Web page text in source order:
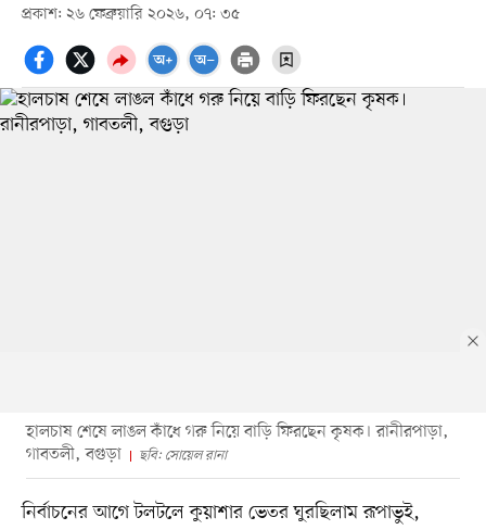
প্রকাশ: ২৬ ফেব্রুয়ারি ২০২৬, ০৭: ৩৫
হালচাষ শেষে লাঙল কাঁধে গরু নিয়ে বাড়ি ফিরছেন কৃষক। রানীরপাড়া,
গাবতলী, বগুড়া
ছবি: সোয়েল রানা
নির্বাচনের আগে টলটলে কুয়াশার ভেতর ঘুরছিলাম রূপাভুই,